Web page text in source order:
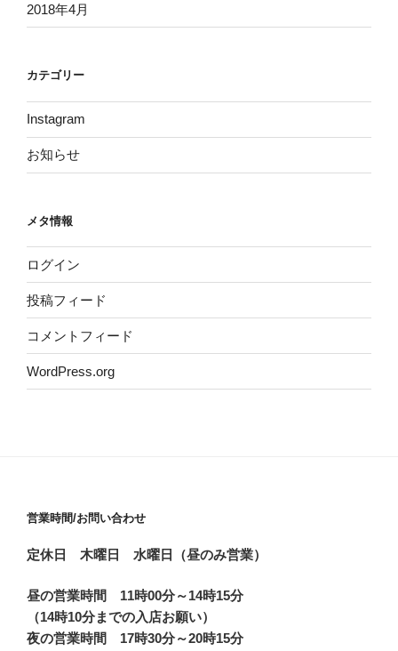
2018年4月
カテゴリー
Instagram
お知らせ
メタ情報
ログイン
投稿フィード
コメントフィード
WordPress.org
営業時間/お問い合わせ
定休日 木曜日 水曜日（昼のみ営業）
昼の営業時間 11時00分～14時15分
（14時10分までの入店お願い）
夜の営業時間 17時30分～20時15分